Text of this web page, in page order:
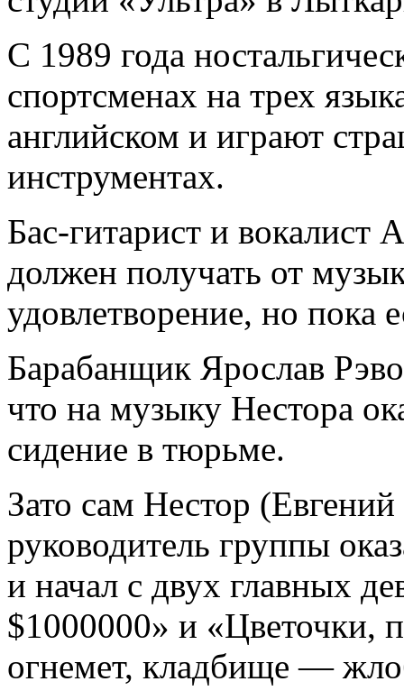
С 1989 года
спортсменах на трех
английском и играют
инструментах.
Бас-гитарист и вокалист
должен получать от
удовлетворение, но пока
Барабанщик Ярослав
что на музыку Нестора
сидение в тюрьме.
Зато сам Нестор
руководитель группы
и начал с двух главных
$1000000» и «Цветочки,
огнемет, кладбище —